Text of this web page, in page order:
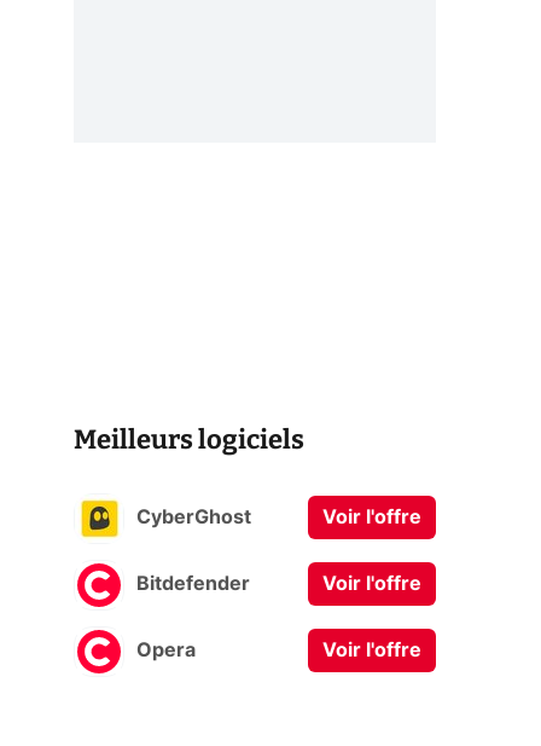
Meilleurs logiciels
CyberGhost Voir l'offre
Bitdefender Voir l'offre
Opera Voir l'offre